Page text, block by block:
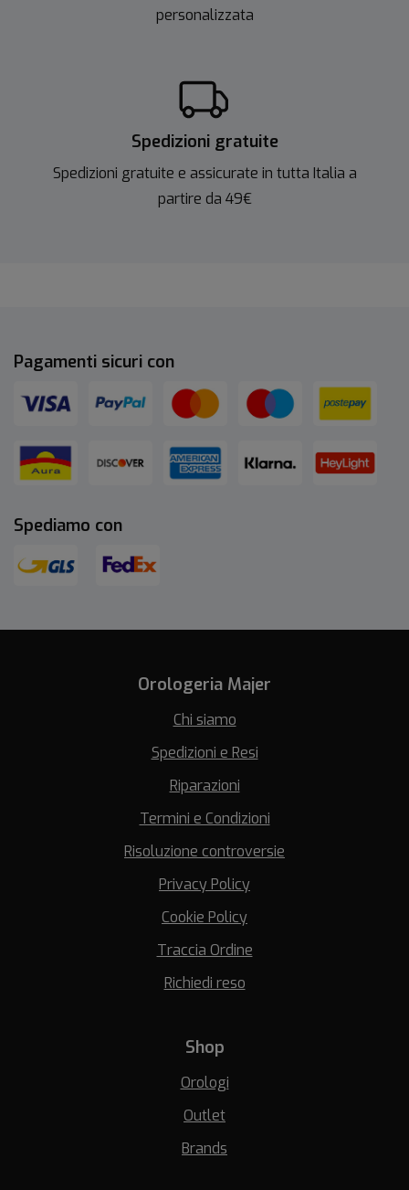
personalizzata
Spedizioni gratuite
Spedizioni gratuite e assicurate in tutta Italia a
partire da 49€
Pagamenti sicuri con
Spediamo con
Orologeria Majer
Chi siamo
Spedizioni e Resi
Riparazioni
Termini e Condizioni
Risoluzione controversie
Privacy Policy
Cookie Policy
Traccia Ordine
Richiedi reso
Shop
Orologi
Outlet
Brands